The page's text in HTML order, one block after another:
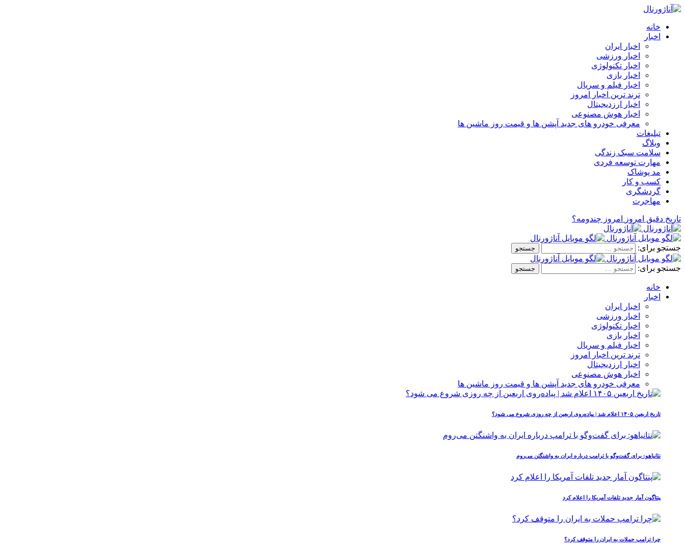
خانه
اخبار
اخبار ایران
اخبار ورزشی
اخبار تکنولوژی
اخبار بازی
اخبار فیلم و سریال
ترند ترین اخبار امروز
اخبار ارزدیجیتال
اخبار هوش مصنوعی
معرفی خودرو های جدید آپشن‌ ها و قیمت روز ماشین‌ ها
تبلیغات
وبلاگ
سلامت سبک زندگی
مهارت توسعه فردی
مد پوشاک
کسب و کار
گردشگری
مهاجرت
تاریخ دقیق امروز امروز چندومه؟
جستجو برای:
جستجو برای:
خانه
اخبار
اخبار ایران
اخبار ورزشی
اخبار تکنولوژی
اخبار بازی
اخبار فیلم و سریال
ترند ترین اخبار امروز
اخبار ارزدیجیتال
اخبار هوش مصنوعی
معرفی خودرو های جدید آپشن‌ ها و قیمت روز ماشین‌ ها
تاریخ اربعین ۱۴۰۵ اعلام شد | پیاده‌روی اربعین از چه روزی شروع می‌ شود؟
نتانیاهو: برای گفت‌وگو با ترامپ درباره ایران به واشنگتن می‌روم
پنتاگون آمار جدید تلفات آمریکا را اعلام کرد
چرا ترامپ حملات به ایران را متوقف کرد؟